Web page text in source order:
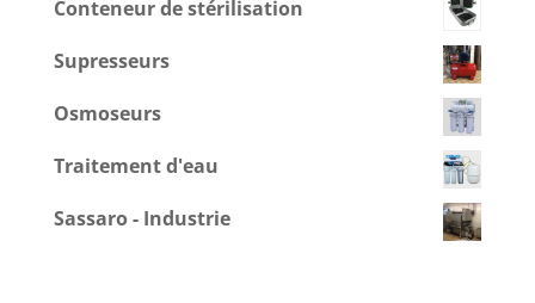
Conteneur de stérilisation
Supresseurs
Osmoseurs
Traitement d'eau
Sassaro - Industrie